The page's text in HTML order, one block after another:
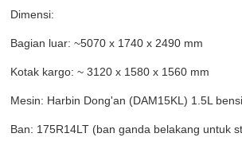
Dimensi:
Bagian luar: ~5070 x 1740 x 2490 mm
Kotak kargo: ~ 3120 x 1580 x 1560 mm
Mesin: Harbin Dong'an (DAM15KL) 1.5L
Ban: 175R14LT (ban ganda belakang untuk